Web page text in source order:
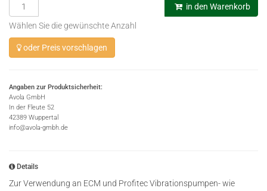
in den Warenkorb
Wählen Sie die gewünschte Anzahl
oder Preis vorschlagen
Angaben zur Produktsicherheit:
Avola GmbH
In der Fleute 52
42389 Wuppertal
info@avola-gmbh.de
Details
Zur Verwendung an ECM und Profitec Vibrationspumpen- wie